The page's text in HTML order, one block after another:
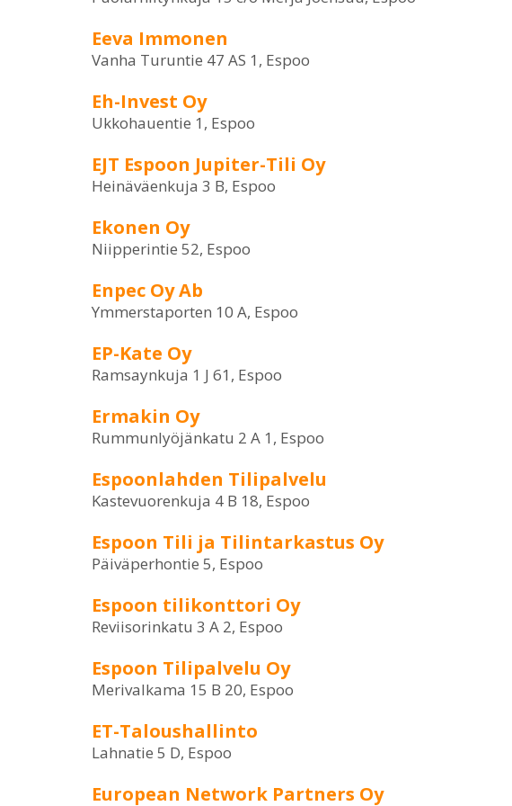
Eeva Immonen
Vanha Turuntie 47 AS 1, Espoo
Eh-Invest Oy
Ukkohauentie 1, Espoo
EJT Espoon Jupiter-Tili Oy
Heinäväenkuja 3 B, Espoo
Ekonen Oy
Niipperintie 52, Espoo
Enpec Oy Ab
Ymmerstaporten 10 A, Espoo
EP-Kate Oy
Ramsaynkuja 1 J 61, Espoo
Ermakin Oy
Rummunlyöjänkatu 2 A 1, Espoo
Espoonlahden Tilipalvelu
Kastevuorenkuja 4 B 18, Espoo
Espoon Tili ja Tilintarkastus Oy
Päiväperhontie 5, Espoo
Espoon tilikonttori Oy
Reviisorinkatu 3 A 2, Espoo
Espoon Tilipalvelu Oy
Merivalkama 15 B 20, Espoo
ET-Taloushallinto
Lahnatie 5 D, Espoo
European Network Partners Oy